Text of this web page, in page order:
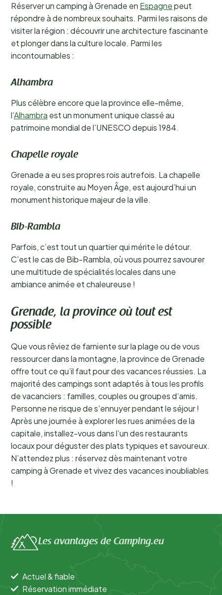
Réserver un camping à Grenade en Espagnepeut
répondre à de nombreux souhaits. Parmi les raisons de
visiter la région : découvrir une architecture fascinante
et plonger dans la culture locale. Parmi les
incontournables :
Alhambra
Plus célèbre encore que la province elle-même,
l’Alhambra est un monument unique classé au
patrimoine mondial de l’UNESCO depuis 1984.
Chapelle royale
Grenade a eu ses propres rois autrefois. La chapelle
royale, construite au Moyen Âge, est aujourd’hui un
monument historique majeur de la ville.
Bib-Rambla
Parfois, c’est tout un quartier qui mérite le détour.
C’est le cas de Bib-Rambla, où vous pourrez savourer
une multitude de spécialités locales dans une
ambiance animée et chaleureuse !
Grenade, la province où tout est
possible
Que vous rêviez de farniente sur la plage ou de vous
ressourcer dans la montagne, la province de Grenade
offre tout ce qu’il faut pour des vacances réussies. La
majorité des campings sont adaptés à tous les profils
de vacanciers : familles, couples ou groupes d’amis.
Personne ne risque de s’ennuyer pendant le séjour !
Après une journée à explorer les rues animées de la
capitale, installez-vous dans l’un des restaurants
locaux pour déguster des plats typiques et savoureux.
N’attendez plus : réservez dès maintenant votre
camping à Grenade et vivez des vacances inoubliables
!
Les avantages de Camping.eu
Actuel & fiable
Réservation immédiate